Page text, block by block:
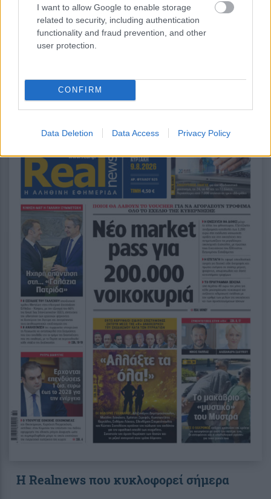
I want to allow Google to enable storage
related to security, including authentication
functionality and fraud prevention, and other
user protection.
CONFIRM
Data Deletion Data Access Privacy Policy
περισσότερα
Η Realnews που κυκλοφορεί σήμερα